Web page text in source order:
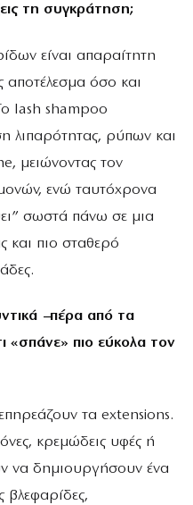
τη συγκράτηση;
είναι απαραίτητη
αποτέλεσμα όσο και
lash shampoo
λιπαρότητας, ρύπων και
μειώνοντας τον
ενώ ταυτόχρονα
σωστά πάνω σε μια
πιο σταθερό
–πέρα από τα
«σπάνε» πιο εύκολα τον
τα extensions.
κρεμώδεις υφές ή
να δημιουργήσουν ένα
βλεφαρίδες,